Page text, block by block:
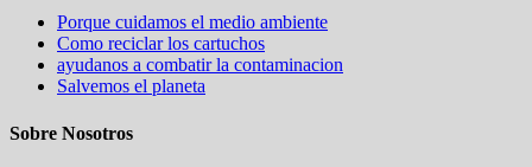
Porque cuidamos el medio ambiente
Como reciclar los cartuchos
ayudanos a combatir la contaminacion
Salvemos el planeta
Sobre Nosotros